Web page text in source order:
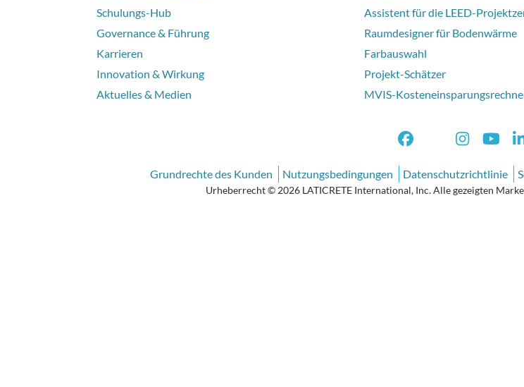
Schulungs-Hub
Governance & Führung
Karrieren
Innovation & Wirkung
Aktuelles & Medien
Assistent für die LEED-
Raumdesigner für Bodenwärme
Farbauswahl
Projekt-Schätzer
MVIS-
Grundrechte des Kunden Nutzungsbedingungen Datenschutzrichtlinie
Urheberrecht © 2026 LATICRETE International, Inc. Alle gezeigten